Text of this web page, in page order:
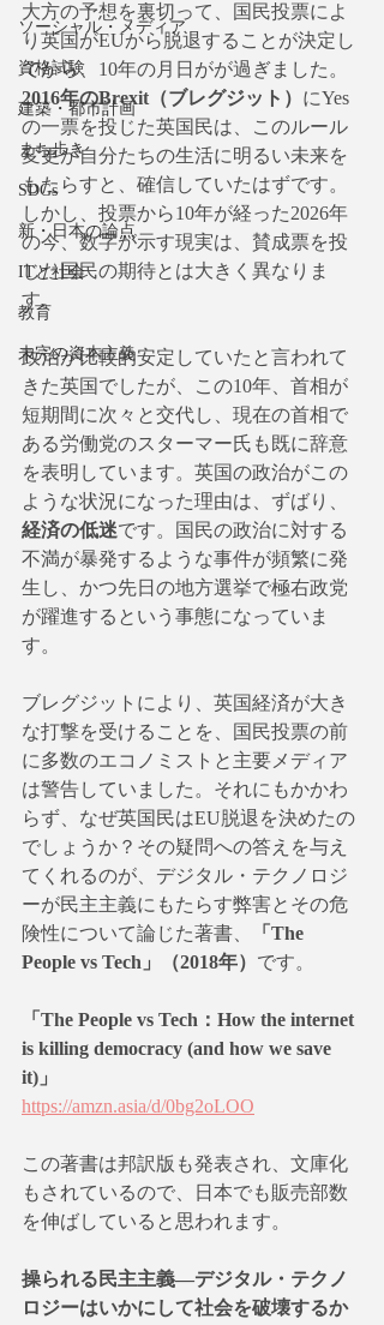
ソーシャル・メディア
資格試験
建築・都市計画
まち歩き
SDGs
新・日本の論点
ITと社会
教育
未完の資本主義
大方の予想を裏切って、国民投票によ
り英国がEUから脱退することが決定し
てから、10年の月日がが過ぎました。
2016年のBrexit（ブレグジット） にYes
の一票を投じた英国民は、このルール
変更が自分たちの生活に明るい未来を
もたらすと、確信していたはずです。
しかし、投票から10年が経った2026年
の今、数字が示す現実は、賛成票を投
じた国民の期待とは大きく異なりま
す。
政治が比較的安定していたと言われて
きた英国でしたが、この10年、首相が
短期間に次々と交代し、現在の首相で
ある労働党のスターマー氏も既に辞意
を表明しています。英国の政治がこの
ような状況になった理由は、ずばり、
経済の低迷です。国民の政治に対する
不満が暴発するような事件が頻繁に発
生し、かつ先日の地方選挙で極右政党
が躍進するという事態になっていま
す。
ブレグジットにより、英国経済が大き
な打撃を受けることを、国民投票の前
に多数のエコノミストと主要メディア
は警告していました。それにもかかわ
らず、なぜ英国民はEU脱退を決めたの
でしょうか？その疑問への答えを与え
てくれるのが、デジタル・テクノロジ
ーが民主主義にもたらす弊害とその危
険性について論じた著書、
「The
People vs Tech」（2018年） です。
「The People vs Tech：How the internet
is killing democracy (and how we save
it)」
https://amzn.asia/d/0bg2oLOO
この著書は邦訳版も発表され、文庫化
もされているので、日本でも販売部数
を伸ばしていると思われます。
操られる民主主義―デジタル・テクノ
ロジーはいかにして社会を破壊するか